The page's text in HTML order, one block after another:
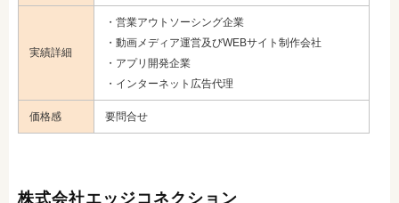
実績詳細
・営業アウトソーシング企業
・動画メディア運営及びWEBサイト制作会社
・アプリ開発企業
・インターネット広告代理
価格感 要問合せ
株式会社エッジコネクション